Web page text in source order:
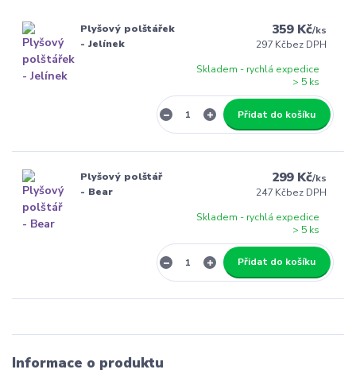
Plyšový polštářek
- Jelínek
359 Kč/ks
297 Kčbez DPH
Skladem - rychlá expedice
> 5 ks
Přidat do košíku
Plyšový polštář
- Bear
299 Kč/ks
247 Kčbez DPH
Skladem - rychlá expedice
> 5 ks
Přidat do košíku
Informace o produktu